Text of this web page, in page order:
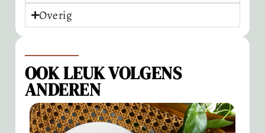
Overig
OOK LEUK VOLGENS
ANDEREN